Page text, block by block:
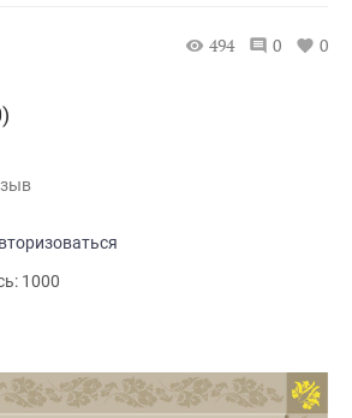
494 0 0
1000